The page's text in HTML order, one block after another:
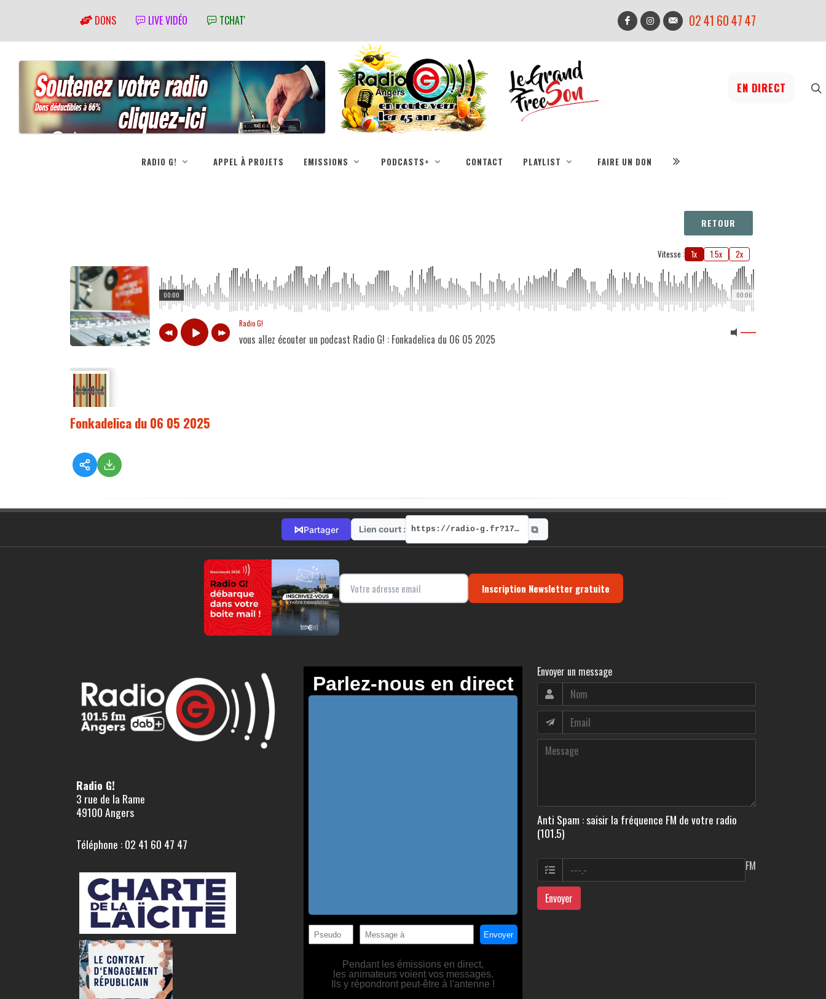
DONS LIVE VIDÉO TCHAT' 02 41 60 47 47
EN DIRECT
RADIO G! APPEL À PROJETS EMISSIONS PODCASTS+ CONTACT PLAYLIST FAIRE UN DON
RETOUR
Vitesse : 1x 1.5x 2x
00:06
00:00
Radio G!
vous allez écouter un podcast Radio G! : Fonkadelica du 06 05 2025
Fonkadelica du 06 05 2025
⋈Partager Lien court : https://radio-g.fr?17501 ⧉
Inscription Newsletter gratuite
Radio G!
3 rue de la Rame
49100 Angers
Téléphone : 02 41 60 47 47
Envoyer un message
Anti Spam : saisir la fréquence FM de votre radio
(101.5)
FM
Envoyer